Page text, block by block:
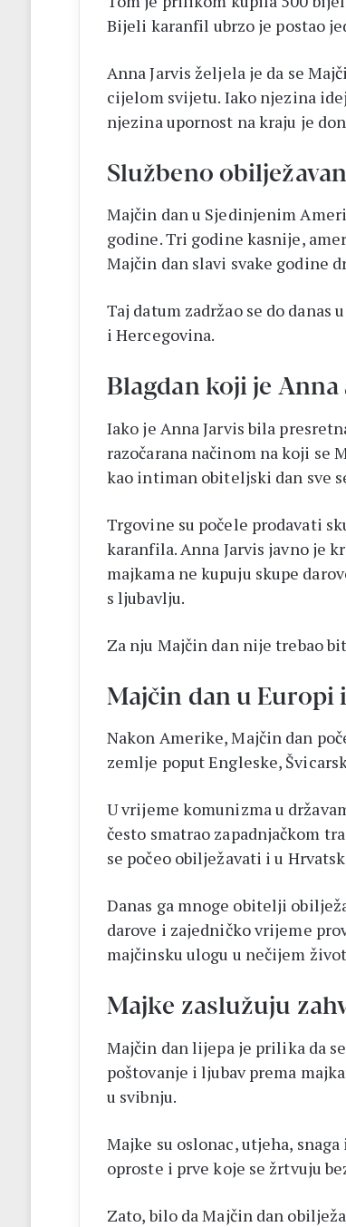
Bijeli karanfil ubrzo je postao
Anna Jarvis željela je da se
cijelom svijetu. Iako njezina
njezina upornost na kraju je
Službeno
Majčin dan u Sjedinjenim
godine. Tri godine kasnije,
Majčin dan slavi svake godine
Taj datum zadržao se do danas
i Hercegovina.
Blagdan koji je
Iako je Anna Jarvis bila
razočarana načinom na koji se
kao intiman obiteljski dan sve
Trgovine su počele prodavati
karanfila. Anna Jarvis javno je
majkama ne kupuju skupe
s ljubavlju.
Za nju Majčin dan nije trebao
Majčin dan u Europi
Nakon Amerike, Majčin dan
zemlje poput Engleske,
U vrijeme komunizma u
često smatrao zapadnjačkom
se počeo obilježavati i u
Danas ga mnoge obitelji
darove i zajedničko vrijeme
majčinsku ulogu u nečijem
Majke zaslužuju
Majčin dan lijepa je prilika da
poštovanje i ljubav prema
u svibnju.
Majke su oslonac, utjeha,
oproste i prve koje se žrtvuju
Zato, bilo da Majčin dan